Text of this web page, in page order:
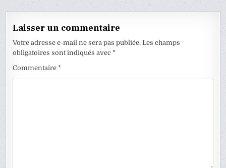
Laisser un commentaire
Votre adresse e-mail ne sera pas publiée. Les champs
obligatoires sont indiqués avec*
Commentaire*